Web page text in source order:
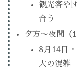
観光客や
合う
夕方〜夜間（
8月14日
大の混雑